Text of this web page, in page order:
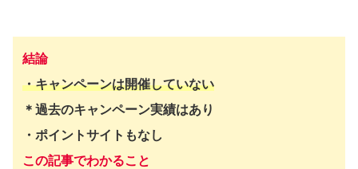
結論
・キャンペーンは開催していない
＊過去のキャンペーン実績はあり
・ポイントサイトもなし
この記事でわかること